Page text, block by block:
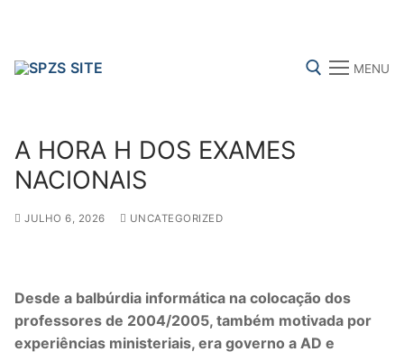
MENU
FENPROF CGTP-IN FRENTE COMUM
for:
A HORA H DOS EXAMES
NACIONAIS
JULHO 6, 2026 UNCATEGORIZED
Desde a balbúrdia informática na colocação dos
professores de 2004/2005, também motivada por
experiências ministeriais, era governo a AD e